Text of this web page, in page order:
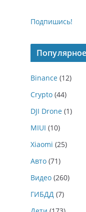
Подпишись!
Популярное
Binance (12)
Crypto (44)
DJI Drone (1)
MIUI (10)
Xiaomi (25)
Авто (71)
Видео (260)
ГИБДД (7)